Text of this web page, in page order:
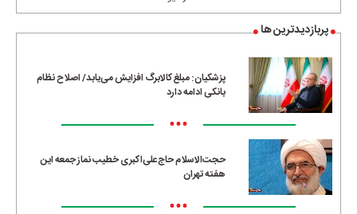
پربازدیدترین ها
پزشکیان: مبلغ کالابرگ افزایش می‌یابد/ اصلاح نظام
بانکی ادامه دارد
•••
حجت‌الاسلام حاج‌علی‌اکبری خطیب نماز جمعه این
هفته تهران
•••